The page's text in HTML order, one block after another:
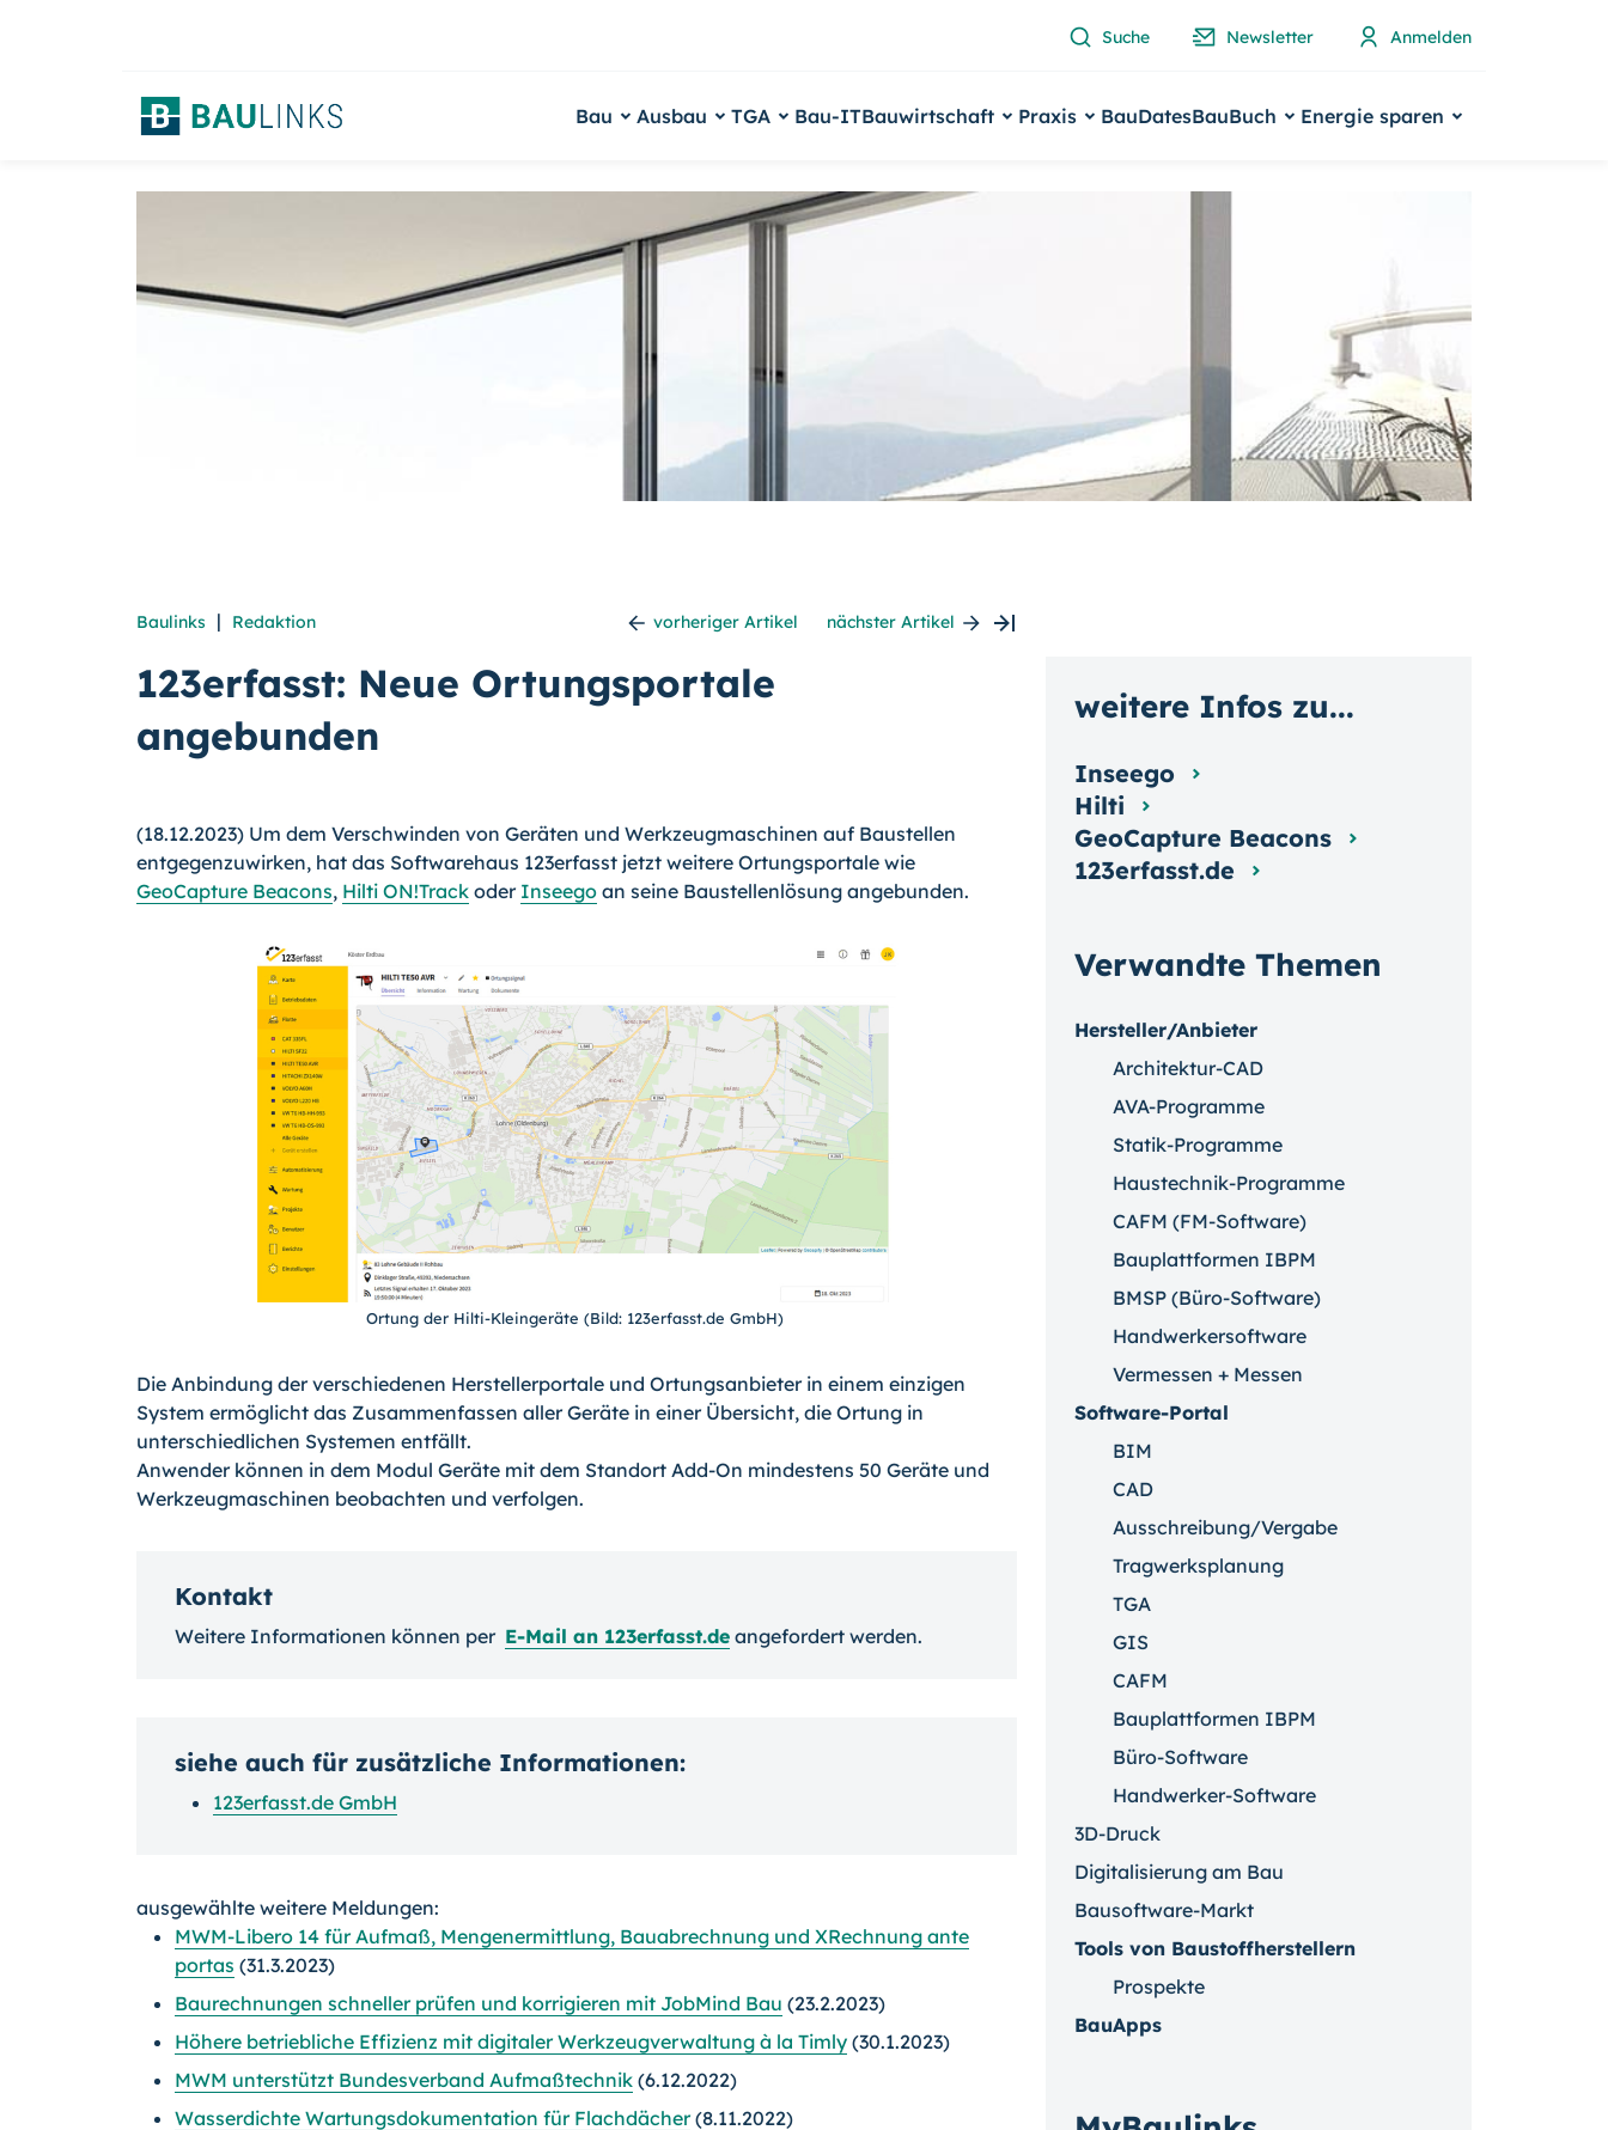
Suche Newsletter Anmelden
Bau Ausbau TGA Bau-ITBauwirtschaft Praxis BauDatesBauBuch Energie sparen
Baulinks | Redaktion vorheriger Artikel nächster Artikel
123erfasst: Neue Ortungsportale
angebunden
(18.12.2023) Um dem Verschwinden von Geräten und Werkzeugmaschinen auf Baustellen
entgegenzuwirken, hat das Softwarehaus 123erfasst jetzt weitere Ortungsportale wie
GeoCapture Beacons, Hilti ON!Track oder Inseego an seine Baustellenlösung angebunden.
Ortung der Hilti-Kleingeräte (Bild: 123erfasst.de GmbH)
Die Anbindung der verschiedenen Herstellerportale und Ortungsanbieter in einem einzigen
System ermöglicht das Zusammenfassen aller Geräte in einer Übersicht, die Ortung in
unterschiedlichen Systemen entfällt.
Anwender können in dem Modul Geräte mit dem Standort Add-On mindestens 50 Geräte und
Werkzeugmaschinen beobachten und verfolgen.
Kontakt
Weitere Informationen können per E-Mail an 123erfasst.de angefordert werden.
siehe auch für zusätzliche Informationen:
123erfasst.de GmbH
ausgewählte weitere Meldungen:
MWM-Libero 14 für Aufmaß, Mengenermittlung, Bauabrechnung und XRechnung ante
portas (31.3.2023)
Baurechnungen schneller prüfen und korrigieren mit JobMind Bau (23.2.2023)
Höhere betriebliche Effizienz mit digitaler Werkzeugverwaltung à la Timly (30.1.2023)
MWM unterstützt Bundesverband Aufmaßtechnik (6.12.2022)
Wasserdichte Wartungsdokumentation für Flachdächer(8.11.2022)
Verwandte Themen
Hersteller/Anbieter
Architektur-CAD
AVA-Programme
Statik-Programme
Haustechnik-Programme
CAFM (FM-Software)
Bauplattformen IBPM
BMSP (Büro-Software)
Handwerkersoftware
Vermessen + Messen
Software-Portal
BIM
CAD
Ausschreibung/Vergabe
Tragwerksplanung
TGA
GIS
CAFM
Bauplattformen IBPM
Büro-Software
Handwerker-Software
3D-Druck
Digitalisierung am Bau
Bausoftware-Markt
Tools von Baustoffherstellern
Prospekte
BauApps
weitere Infos zu...
Inseego
Hilti
GeoCapture Beacons
123erfasst.de